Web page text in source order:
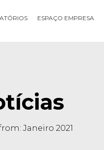
ESPAÇO EMPRESA
Janeiro 2021